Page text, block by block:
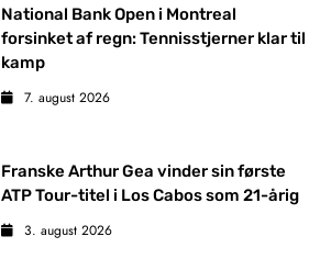
National Bank Open i Montreal
forsinket af regn: Tennisstjerner klar til
kamp
7. august 2026
Franske Arthur Gea vinder sin første
ATP Tour-titel i Los Cabos som 21-årig
3. august 2026